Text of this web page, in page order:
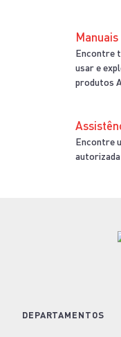
Encontre
usar e
produtos
Encontre
DEPARTAMENTOS